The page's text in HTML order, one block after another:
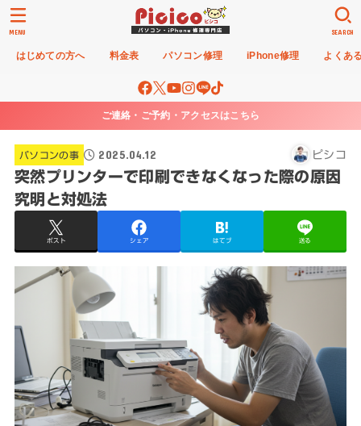
はじめての方へ 料金表 パソコン修理 iPhone修理 よくあ
SEARCH
MENU
ご連絡・ご予約・アクセスはこちら
パソコンの事 2025.04.12 ピシコ
突然プリンターで印刷できなくなった際の原因
究明と対処法
ポスト シェア はてブ 送る